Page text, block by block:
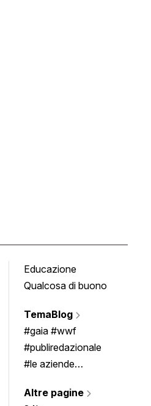
Educazione
Qualcosa di buono
TemaBlog
#gaia #wwf
#publiredazionale
#le aziende
Altre pagine